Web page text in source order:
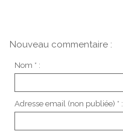
Nouveau commentaire :
Nom * :
Adresse email (non publiée) * :